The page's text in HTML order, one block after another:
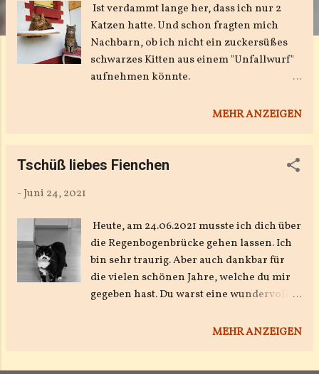
Ist verdammt lange her, dass ich nur 2
Katzen hatte. Und schon fragten mich
Nachbarn, ob ich nicht ein zuckersüßes
schwarzes Kitten aus einem "Unfallwurf"
aufnehmen könnte.
und Wumpi doch nicht antun. Die beiden
bisher die Cheffin.
MEHR ANZEIGEN
Tschüß liebes Fienchen
-Juni 24, 2021
Heute, am 24.06.2021 musste ich dich über
die Regenbogenbrücke gehen lassen. Ich
bin sehr traurig. Aber auch dankbar für
die vielen schönen Jahre, welche du mir
gegeben hast. Du warst eine wundervolle
Jahren, wo du durch Bluthochdruck das
MEHR ANZEIGEN